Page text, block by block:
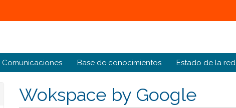
Comunicaciones Base de conocimientos Estado de la red
Wokspace by Google